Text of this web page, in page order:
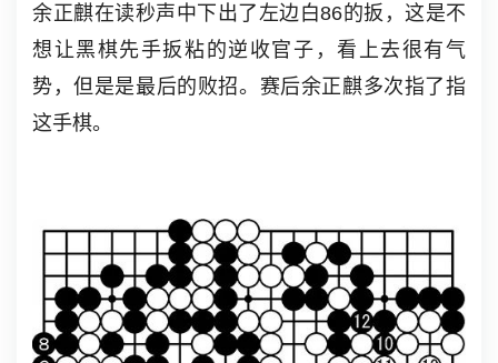
余正麒在读秒声中下出了左边白86的扳，这是不
想让黑棋先手扳粘的逆收官子，看上去很有气
势，但是是最后的败招。赛后余正麒多次指了指
这手棋。